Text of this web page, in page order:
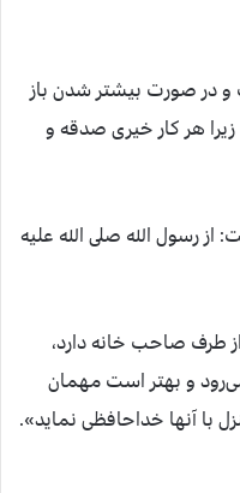
و در صورت بیشتر شدن باز
زیرا هر کار خیری صدقه و
از رسول الله صلى الله عليه
طرف صاحب خانه دارد،
و بهتر است مهمان
با آنها خداحافظی نماید».